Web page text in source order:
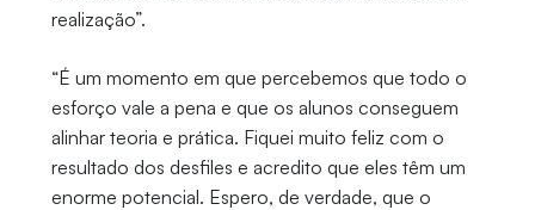
realização”.
“É um momento em que percebemos que todo o
esforço vale a pena e que os alunos conseguem
alinhar teoria e prática. Fiquei muito feliz com o
resultado dos desfiles e acredito que eles têm um
enorme potencial. Espero, de verdade, que o